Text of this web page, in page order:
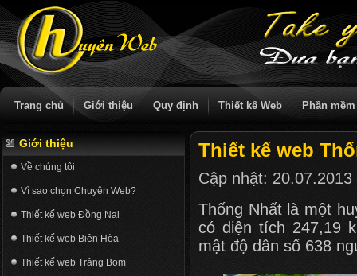
Trang chủ Giới thiệu Quy định Thiết kế Web Phần mềm
Giới thiệu
Về chúng tôi
Vì sao chọn Chuyên Web?
Thiết kế web Đồng Nai
Thiết kế web Biên Hòa
Thiết kế web Trảng Bom
Thiết kế web
Cập nhật: 20.07.2013
Thống Nhất là một
có diện tích 247,19
mật độ dân số 638